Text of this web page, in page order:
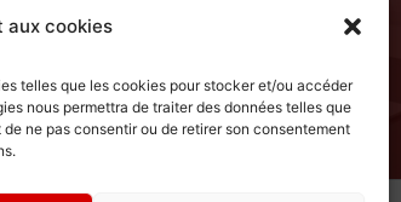
aux cookies
telles que les cookies pour stocker et/ou accéder
nous permettra de traiter des données telles que
ne pas consentir ou de retirer son consentement
Accueil
Articles
Foire Aux Questions